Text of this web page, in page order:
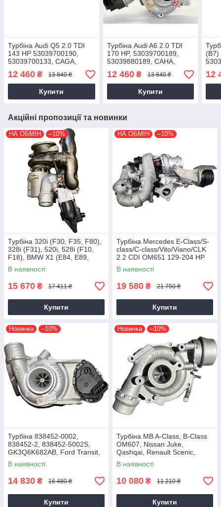
Турбіна Audi Q5 2.0 TDI
143 HP 53039700190,
53039700133, CAGA,
03L145701D, 03L145702D,
2007+
12 460 ₴ 13 840 ₴
Купити
Турбіна Audi A6 2.0 TDI
170 HP, 53039700189,
53039880189, CAHA,
03L145701EX, 2008-2011
12 460₴ 13 840 ₴
Купити
(B7)
12
Акційні пропозиції та новинки
НА ОБМІН –10%
Турбіна 320i (F30, F35, F80),
328i (F31), 520i, 528i (F10,
F18), BMW X1 (E84, E89,
F25) N20B20, 2011+, 2.0 L
В наявності
15 670 ₴ 17 411 ₴
Купити
НА ОБМІН –10%
Турбіна Mercedes E-Class/S-
class/C-class/Vito/Viano/CLK
2.2 CDI OM651 129-204 HP
В наявності
19 580 ₴ 21 750 ₴
Купити
Новинка –10%
Турбіна 838452-0002,
838452-2, 838452-5002S,
GK3Q6K682AB, Ford Transit,
Tourneo EcoBlue YNFS,
YNF6, 2.0D, GTD1444V
В наявності
14 830 ₴ 16 480 ₴
Купити
Новинка –10%
Турбіна MB A-Class, B-Class
OM607, Nissan Juke,
Qashqai, Renault Scenic,
Kadjar, Megane K9K, 1.5 dCi,
2014+
В наявності
10 080 ₴ 11 210 ₴
Купити